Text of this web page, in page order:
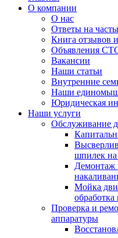
О компании
О нас
Ответы на
Книга отзывов
Объявления
Вакансии
Наши статьи
Внутренние
Наши
Юридическая
Наши услуги
Обслуживание
шпилек на
Демонтаж
Мойка
обработка
Проверка и
аппаратуры